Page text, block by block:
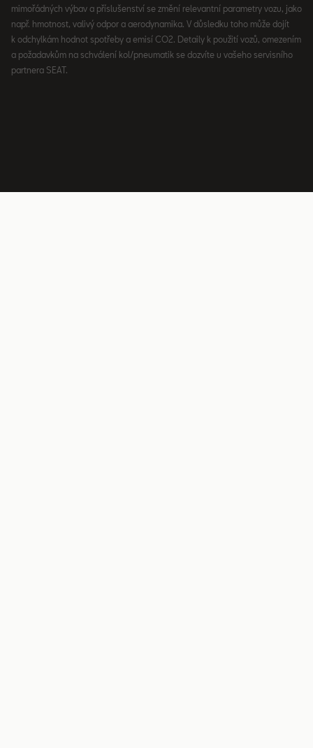
mimořádných výbav a příslušenství se změní relevantní parametry vozu, jako
např. hmotnost, valivý odpor a aerodynamika. V důsledku toho může dojít
k odchylkám hodnot spotřeby a emisí CO2. Detaily k použití vozů, omezením
a požadavkům na schválení kol/pneumatik se dozvíte u vašeho servisního
partnera SEAT.